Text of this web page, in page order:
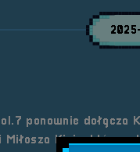
ponownie dołącza
Miłosza Kisio, która